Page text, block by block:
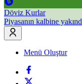
Döviz Kurlar
Piyasanın kalbine
Menü Oluştur